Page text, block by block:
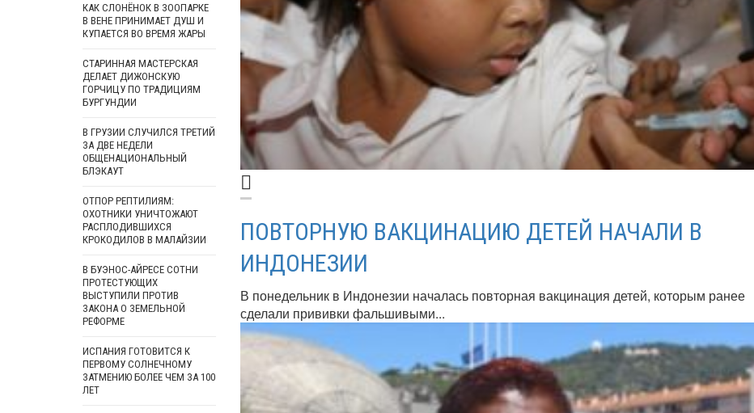
ПОВТОРНУЮ ВАКЦИНАЦИЮ ДЕТЕЙ НАЧАЛИ В
ИНДОНЕЗИИ
В понедельник в Индонезии началась повторная вакцинация детей, которым ранее
сделали прививки фальшивыми...
КАК СЛОНЁНОК В ЗООПАРКЕ
В ВЕНЕ ПРИНИМАЕТ ДУШ И
КУПАЕТСЯ ВО ВРЕМЯ ЖАРЫ
СТАРИННАЯ МАСТЕРСКАЯ
ДЕЛАЕТ ДИЖОНСКУЮ
ГОРЧИЦУ ПО ТРАДИЦИЯМ
БУРГУНДИИ
В ГРУЗИИ СЛУЧИЛСЯ ТРЕТИЙ
ЗА ДВЕ НЕДЕЛИ
ОБЩЕНАЦИОНАЛЬНЫЙ
БЛЭКАУТ
ОТПОР РЕПТИЛИЯМ:
ОХОТНИКИ УНИЧТОЖАЮТ
РАСПЛОДИВШИХСЯ
КРОКОДИЛОВ В МАЛАЙЗИИ
В БУЭНОС-АЙРЕСЕ СОТНИ
ПРОТЕСТУЮЩИХ
ВЫСТУПИЛИ ПРОТИВ
ЗАКОНА О ЗЕМЕЛЬНОЙ
РЕФОРМЕ
ИСПАНИЯ ГОТОВИТСЯ К
ПЕРВОМУ СОЛНЕЧНОМУ
ЗАТМЕНИЮ БОЛЕЕ ЧЕМ ЗА 100
ЛЕТ